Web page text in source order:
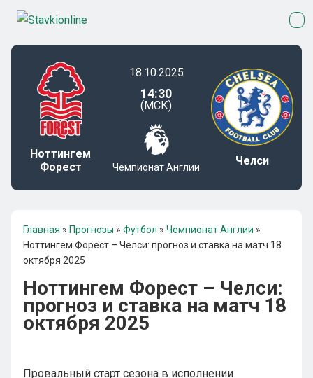
Ноттингем
Форест
18.10.2025
14:30
(МСК)
Чемпионат Англии Челси
Главная » Прогнозы » Футбол » Чемпионат Англии »
Ноттингем Форест – Челси: прогноз и ставка на матч 18
октября 2025
Ноттингем Форест – Челси:
прогноз и ставка на матч 18
октября 2025
Провальный старт сезона в исполнении